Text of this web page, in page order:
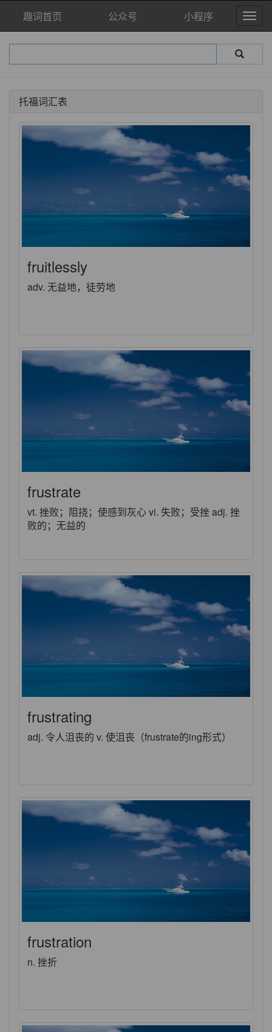
趣词首页 公众号 小程序
托福词汇表
fruitlessly
adv. 无益地，徒劳地
frustrate
vt. 挫败；阻挠；使感到灰心 vi. 失败；受挫 adj. 挫
败的；无益的
frustrating
adj. 令人沮丧的 v. 使沮丧（frustrate的ing形式）
frustration
n. 挫折